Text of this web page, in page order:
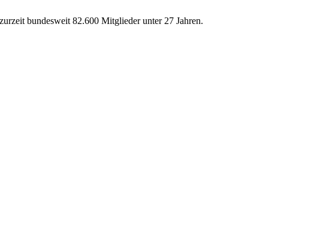
bundesweit 82.600 Mitglieder unter 27 Jahren.